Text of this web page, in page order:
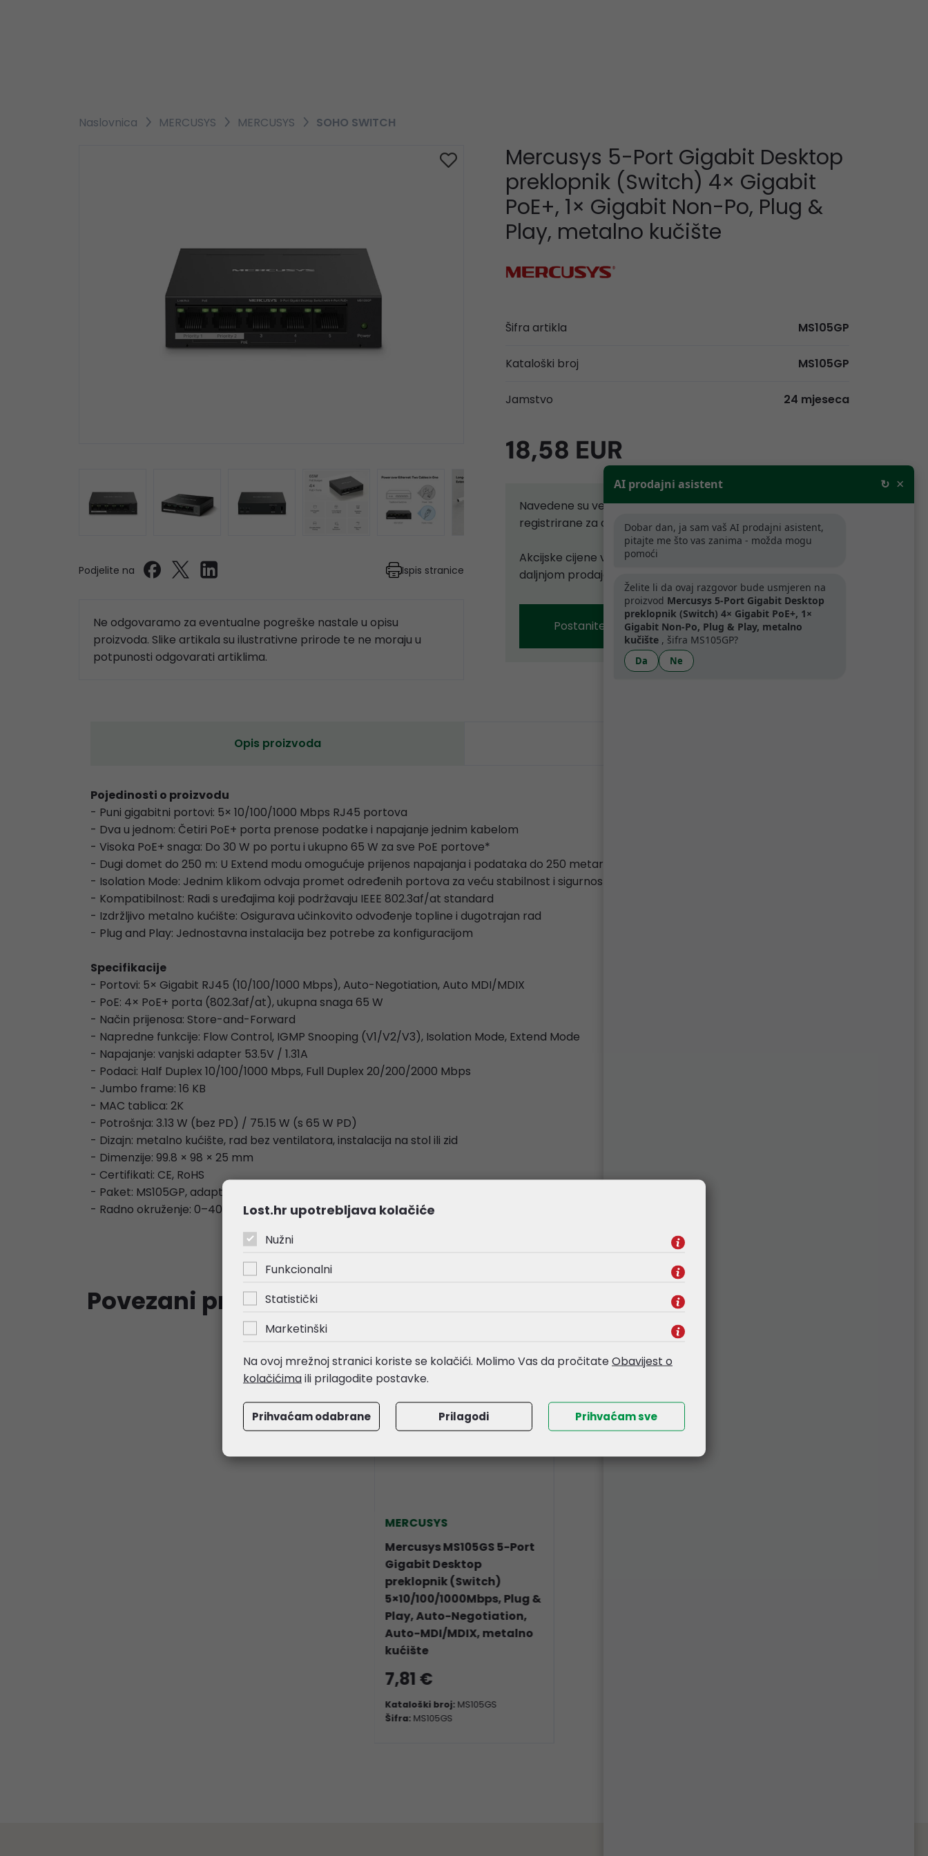
Naslovnica MERCUSYS MERCUSYS SOHO SWITCH
Podjelite na Ispis stranice
Ne odgovaramo za eventualne pogreške nastale u opisu
proizvoda. Slike artikala su ilustrativne prirode te ne moraju u
potpunosti odgovarati artiklima.
Mercusys 5-Port Gigabit Desktop
preklopnik (Switch) 4× Gigabit
PoE+, 1× Gigabit Non-Po, Plug &
Play, metalno kučište
Šifra artikla MS105GP
Kataloški broj MS105GP
Jamstvo 24 mjeseca
18,58 EUR
Navedene su veleprodajne cijene bez PDV-a. Za tvrtke
registrirane za daljnju prodaju odobravamo popuste.
Akcijske cijene vrijede samo za tvrtke koje se bave
daljnjom prodajom.
Postanite partner
Opis proizvoda
Pojedinosti o proizvodu
- Puni gigabitni portovi: 5× 10/100/1000 Mbps RJ45 portova
- Dva u jednom: Četiri PoE+ porta prenose podatke i napajanje jednim kabelom
- Visoka PoE+ snaga: Do 30 W po portu i ukupno 65 W za sve PoE portove*
- Dugi domet do 250 m: U Extend modu omogućuje prijenos napajanja i podataka do 250 metara*
- Isolation Mode: Jednim klikom odvaja promet određenih portova za veću stabilnost i sigurnost
- Kompatibilnost: Radi s uređajima koji podržavaju IEEE 802.3af/at standard
- Izdržljivo metalno kućište: Osigurava učinkovito odvođenje topline i dugotrajan rad
- Plug and Play: Jednostavna instalacija bez potrebe za konfiguracijom
Specifikacije
- Portovi: 5× Gigabit RJ45 (10/100/1000 Mbps), Auto-Negotiation, Auto MDI/MDIX
- PoE: 4× PoE+ porta (802.3af/at), ukupna snaga 65 W
- Način prijenosa: Store-and-Forward
- Napredne funkcije: Flow Control, IGMP Snooping (V1/V2/V3), Isolation Mode, Extend Mode
- Napajanje: vanjski adapter 53.5V / 1.31A
- Podaci: Half Duplex 10/100/1000 Mbps, Full Duplex 20/200/2000 Mbps
- Jumbo frame: 16 KB
- MAC tablica: 2K
- Potrošnja: 3.13 W (bez PD) / 75.15 W (s 65 W PD)
- Dizajn: metalno kućište, rad bez ventilatora, instalacija na stol ili zid
- Dimenzije: 99.8 × 98 × 25 mm
- Certifikati: CE, RoHS
- Paket: MS105GP, adapter, vodič za instalaciju
- Radno okruženje: 0–40 ?, vlaga 10–90% RH (bez kondenzacije)
Povezani proizvodi
MERCUSYS
Mercusys MS105GS 5-Port
Gigabit Desktop
preklopnik (Switch)
5×10/100/1000Mbps, Plug &
Play, Auto-Negotiation,
Auto-MDI/MDIX, metalno
kućište
7,81 €
Kataloški broj: MS105GS
Šifra: MS105GS
Lost.hr upotrebljava kolačiće
Nužni
Funkcionalni
Statistički
Marketinški
Na ovoj mrežnoj stranici koriste se kolačići. Molimo Vas da pročitateObavijest o
kolačićimaili prilagodite postavke.
Prihvaćam odabrane Prilagodi Prihvaćam sve
AI prodajni asistent ↻ ×
Dobar dan, ja sam vaš AI prodajni asistent,
pitajte me što vas zanima - možda mogu
pomoći
Želite li da ovaj razgovor bude usmjeren na
proizvod Mercusys 5-Port Gigabit Desktop
preklopnik (Switch) 4× Gigabit PoE+, 1×
Gigabit Non-Po, Plug & Play, metalno
kučište , šifra MS105GP?
Da Ne